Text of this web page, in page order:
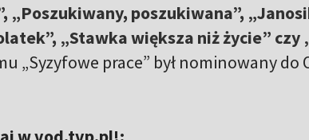
„Poszukiwany, poszukiwana”,
„Stawka większa niż życie” czy
„Syzyfowe prace” był nominowany do